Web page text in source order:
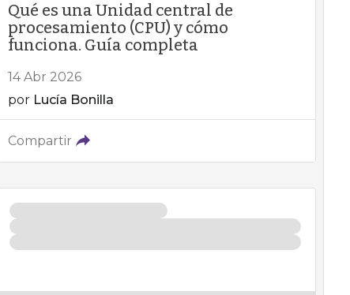
Qué es una Unidad central de
procesamiento (CPU) y cómo
funciona. Guía completa
14 Abr 2026
por Lucía Bonilla
Compartir